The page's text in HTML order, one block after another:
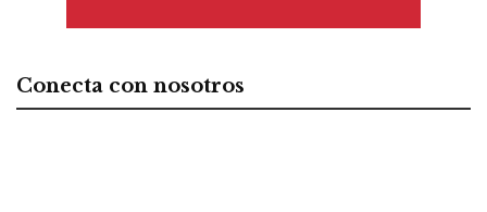
Conecta con nosotros